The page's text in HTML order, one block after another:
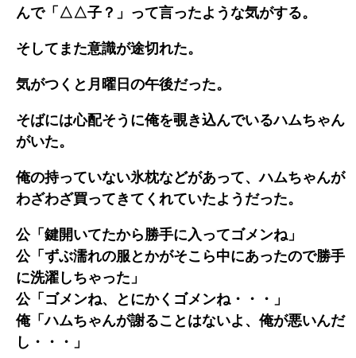
んで「△△子？」って言ったような気がする。
そしてまた意識が途切れた。
気がつくと月曜日の午後だった。
そばには心配そうに俺を覗き込んでいるハムちゃん
がいた。
俺の持っていない氷枕などがあって、ハムちゃんが
わざわざ買ってきてくれていたようだった。
公「鍵開いてたから勝手に入ってゴメンね」
公「ずぶ濡れの服とかがそこら中にあったので勝手
に洗濯しちゃった」
公「ゴメンね、とにかくゴメンね・・・」
俺「ハムちゃんが謝ることはないよ、俺が悪いんだ
し・・・」